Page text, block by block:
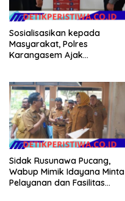
Sosialisasikan kepada
Masyarakat, Polres
Karangasem Ajak
Sidak Rusunawa Pucang,
Wabup Mimik Idayana Minta
Pelayanan dan Fasilitas